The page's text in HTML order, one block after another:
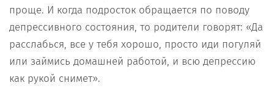
проще. И когда подросток обращается по поводу
депрессивного состояния, то родители говорят: «Да
расслабься, все у тебя хорошо, просто иди погуляй
или займись домашней работой, и всю депрессию
как рукой снимет».